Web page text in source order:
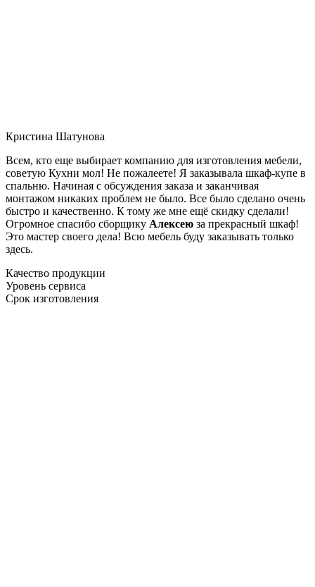
Кристина Шатунова
Всем, кто еще выбирает компанию для изготовления мебели,
советую Кухни мол! Не пожалеете! Я заказывала шкаф-купе в
спальню. Начиная с обсуждения заказа и заканчивая
монтажом никаких проблем не было. Все было сделано очень
быстро и качественно. К тому же мне ещё скидку сделали!
Огромное спасибо сборщику Алексею за прекрасный шкаф!
Это мастер своего дела! Всю мебель буду заказывать только
здесь.
Качество продукции
Уровень сервиса
Срок изготовления